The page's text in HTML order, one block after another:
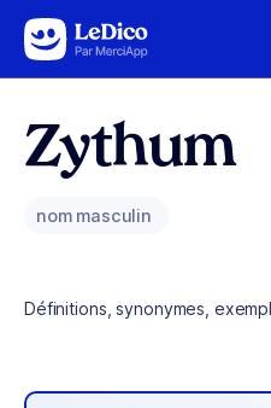
Aller au contenu
Zythum
nom masculin
Définitions, synonymes,